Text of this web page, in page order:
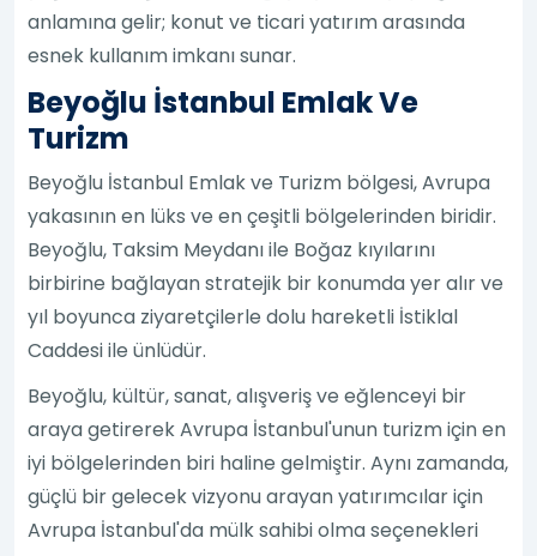
anlamına gelir; konut ve ticari yatırım arasında
esnek kullanım imkanı sunar.
Beyoğlu İstanbul Emlak Ve
Turizm
Beyoğlu İstanbul Emlak ve Turizm bölgesi, Avrupa
yakasının en lüks ve en çeşitli bölgelerinden biridir.
Beyoğlu, Taksim Meydanı ile Boğaz kıyılarını
birbirine bağlayan stratejik bir konumda yer alır ve
yıl boyunca ziyaretçilerle dolu hareketli İstiklal
Caddesi ile ünlüdür.
Beyoğlu, kültür, sanat, alışveriş ve eğlenceyi bir
araya getirerek Avrupa İstanbul'unun turizm için en
iyi bölgelerinden biri haline gelmiştir. Aynı zamanda,
güçlü bir gelecek vizyonu arayan yatırımcılar için
Avrupa İstanbul'da mülk sahibi olma seçenekleri